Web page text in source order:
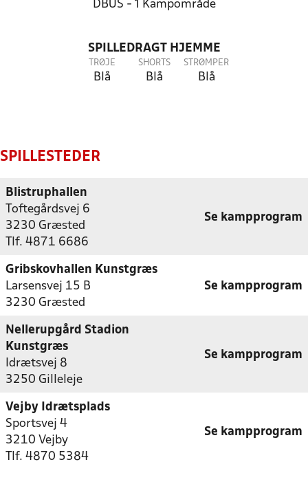
DBUS - 1 Kampområde
SPILLEDRAGT HJEMME
TRØJE
Blå
SHORTS
Blå
STRØMPER
Blå
SPILLESTEDER
Blistruphallen
Toftegårdsvej 6
3230 Græsted
Tlf. 4871 6686
Se kampprogram
Gribskovhallen Kunstgræs
Larsensvej 15 B
3230 Græsted
Se kampprogram
Nellerupgård Stadion
Kunstgræs
Idrætsvej 8
3250 Gilleleje
Se kampprogram
Vejby Idrætsplads
Sportsvej 4
3210 Vejby
Tlf. 4870 5384
Se kampprogram